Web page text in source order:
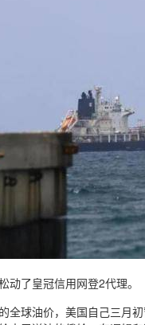
动了皇冠信用网登2代理。
全球油价，美国自己三月